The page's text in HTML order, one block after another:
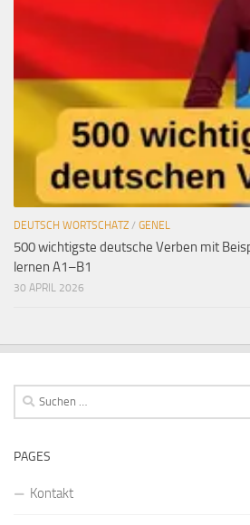
DEUTSCH WORTSCHATZ / GENEL
500 wichtigste deutsche Verben mit
lernen A1–B1
30 APRIL 2026
Suchen
nach:
PAGES
Kontakt